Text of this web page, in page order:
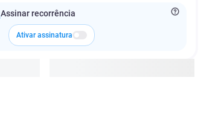
Assinar recorrência
Ativar assinatura